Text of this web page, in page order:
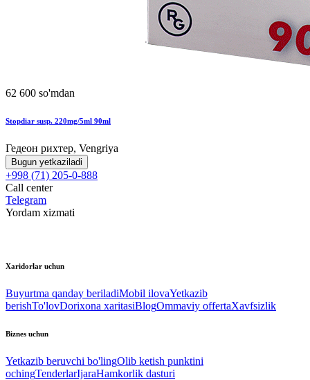
62 600 so'mdan
Stopdiar susp. 220mg/5ml 90ml
Гедеон рихтер, Vengriya
Bugun yetkaziladi
+998 (71) 205-0-888
Call center
Telegram
Yordam xizmati
Xaridorlar uchun
Buyurtma qanday beriladiMobil ilovaYetkazib
berishTo'lovDorixona xaritasiBlogOmmaviy offertaXavfsizlik
Biznes uchun
Yetkazib beruvchi bo'lingOlib ketish punktini
ochingTenderlarIjaraHamkorlik dasturi